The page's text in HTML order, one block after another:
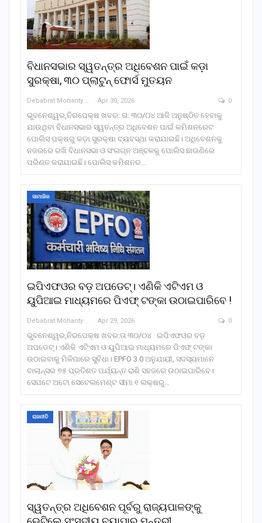
ବିଧାନସଭାର ସ୍ୱତନ୍ତ୍ର ଅଧିବେଶନ ପାଇଁ କଡ଼ା
ସୁରକ୍ଷା, ୩୦ ପ୍ଲାଟୁନ୍ ଫୋର୍ସ ମୁତୟନ
Debabrat Mohanty Apr 30, 2026 0
ଭୁବନେଶ୍ୱର,ନିରପେକ୍ଷ ଖବର: ତା: ୩୦/୦୪ ଆଜି ଅନୁଷ୍ଠିତ ହେବାକୁ
ଯାଉଥିବା ବିଧାନସଭାର ସ୍ୱତନ୍ତ୍ର ଅଧିବେଶନ ପାଇଁ କମିଶନରେଟ
ପୋଲିସ ପକ୍ଷରୁ କଡ଼ା ସୁରକ୍ଷା ବ୍ୟବସ୍ଥା କରାଯାଇଛି। ଅଧିବେଶନକୁ
ନଜରରେ ରଖି ବିଧାନସଭା ଓ ସଂଲଗ୍ନ ଅଞ୍ଚଳକୁ ପୋଲିସ ଛାଉଣିରେ
ପରିଣତ କରାଯାଇଛି। ପୋଲିସ କମିଶନର…
ସାମାଜିକ
ଇପିଏଫଓର ବଡ଼ ଅପଡେଟ୍। ଏଣିକି ଏଟିଏମ ଓ
ୟୁପିଆଇ ମାଧ୍ୟମରେ ପିଏଫ୍ ଟଙ୍କା ଉଠାଇପାରିବେ !
Debabrat Mohanty Apr 29, 2026 0
ଭୁବନେଶ୍ୱର,ନିରପେକ୍ଷ ଖବର:ତା ୩୦/୦୪ ଇପିଏଫଓର ବଡ଼
ଅପଡେଟ୍। ଏଣିକି ଏଟିଏମ ଓ ୟୁପିଆଇ ମାଧ୍ୟମରେ ପିଏଫ୍ ଟଙ୍କା
ଉଠାଇବାକୁ ମିଳିପାରେ ସୁବିଧା। EPFO 3.0 ଅନୁଯାୟୀ, ସଦସ୍ୟମାନେ
ବାଲାନ୍ସର ୭୫ ପ୍ରତିଶତ ପର୍ଯ୍ୟନ୍ତ ରାଶି ସହଜରେ ଉଠାଇପାରିବେ।
ସେପଟେ ଅଟୋ ସେଟେଲମେଣ୍ଟ ସୀମା ୧ ଲକ୍ଷରୁ…
ରାଜନୀତି
ସ୍ୱତନ୍ତ୍ର ଅଧିବେଶନ ପୂର୍ବରୁ ରାଜ୍ୟପାଳଙ୍କୁ